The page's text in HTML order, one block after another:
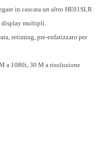
in cascata un altro HE01SLR
display multipli.
retiming, pre-enfatizzato per
a 1080i, 30 M a risoluzione